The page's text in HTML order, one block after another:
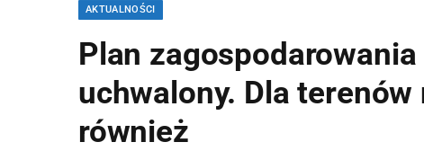
AKTUALNOŚCI
Plan
uchwalony. Dla terenów
również